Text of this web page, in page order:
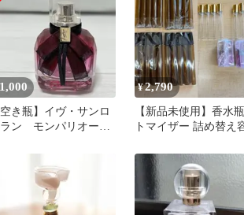
1,000
空き瓶】イヴ・サンロ
ン モンパリオーデ
30ml
¥2,790
【新品未使用】香水
トマイザー 詰め替え